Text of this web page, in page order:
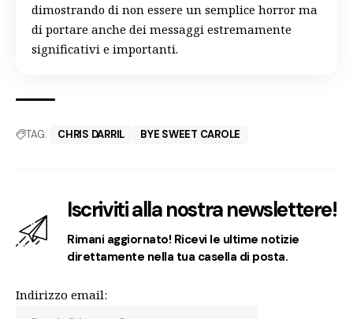
dimostrando di non essere un semplice horror ma
di portare anche dei messaggi estremamente
significativi e importanti.
TAG: CHRIS DARRIL BYE SWEET CAROLE
Iscriviti alla nostra newslettere!
Rimani aggiornato! Ricevi le ultime notizie
direttamente nella tua casella di posta.
Indirizzo email: